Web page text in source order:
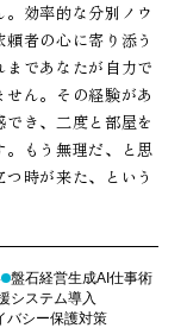
効率的な分別ノウ
者の心に寄り添う
であなたが自力で
ん。その経験があ
き、二度と部屋を
もう無理だ、と思
時が来た、という
盤石経営生成AI仕事術
システム導入
バシー保護対策